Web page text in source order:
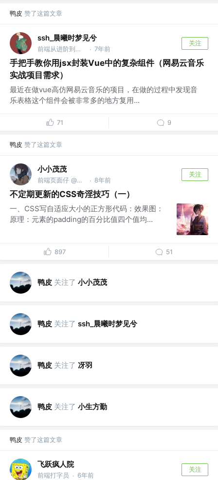
鸭皮 赞了这篇文章
ssh_晨曦时梦见兮
前端从进阶到入院 @字节跳动 · 7年前
关注
手把手教你用jsx封装Vue中的复杂组件（网易云音乐
实战项目需求）
最近在做vue高仿网易云音乐的项目，在做的过程中发现音
乐表格这个组件会被非常多的地方复用...
71 9
鸭皮 赞了这篇文章
小小茂茂
前端页面仔 @小小公司 · 8年前
关注
不定期更新的CSS奇淫技巧（一）
一、CSS写自适应大小的正方形代码：效果图：
原理：元素的padding的百分比值四个值均...
897 51
鸭皮 关注了 小小茂茂
鸭皮 关注了 ssh_晨曦时梦见兮
鸭皮 关注了 冴羽
鸭皮 关注了 小生方勤
鸭皮 赞了这篇文章
飞跃疯人院
前端打字员 · 6年前
关注